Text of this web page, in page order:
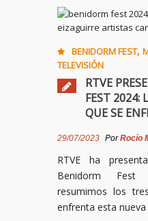
BENIDORM FEST,
TELEVISIÓN
RTVE
FEST 2024:
QUE SE
29/07/2023 PorRocío
RTVE ha
Benidorm
resumimos los
enfrenta esta